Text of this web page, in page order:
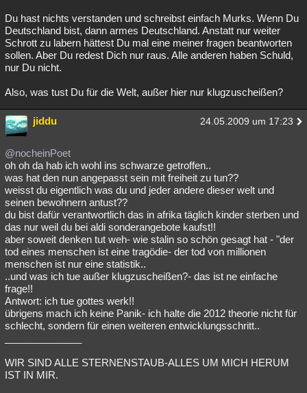
Du hast nichts verstanden und schreibst einfach Murks. Wenn Du
Deutschland bist, dann armes Deutschland. Anstatt nur weiter
Schrott zu labern hättest Du mal eine meiner fragen beantworten
sollen. Aber Du redest Dich nur raus. Alle anderen haben Schuld,
nur Du nicht.
Also, was tust Du für die Welt, außer hier nur klugzuscheißen?
jiddu 24.05.2009 um 17:23
@nocheinPoet
oh oh da hab ich wohl ins schwarze getroffen..
was hat den nun angepasst sein mit freiheit zu tun??
weisst du eigentlich was du und jeder andere dieser welt und
seinen bewohnern antust??
du bist dafür verantwortlich das in afrika täglich kinder sterben und
das nur weil du bei aldi sonderangebote kaufst!!
aber soweit denken tut weh- wie stalin so schön gesagt hat - "der
tod eines menschen ist eine tragödie- der tod von millionen
menschen ist nur eine statistik..
..und was ich tue außer klugzuscheißen?- das ist ne einfache
frage!!
Antwort: ich tue gottes werk!!
übrigens mach ich keine Panik- ich halte die 2012 theorie nicht für
schlecht, sondern für einen weiteren entwicklungsschritt..
WIR SIND ALLE STERNENSTAUB-ALLES UM MICH HERUM
IST IN MIR.